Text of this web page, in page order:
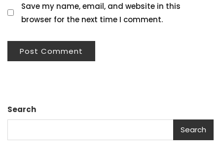
Save my name, email, and website in this
browser for the next time I comment.
Search
Search